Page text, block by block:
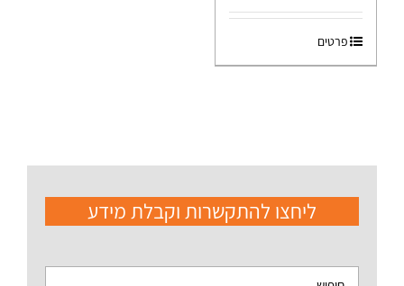
פרטים
ליחצו להתקשרות וקבלת מידע